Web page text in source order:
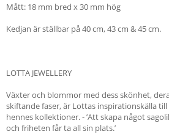
Mått: 18 mm bred x 30 mm hög
Kedjan är ställbar på 40 cm, 43 cm & 45 cm.
LOTTA JEWELLERY
Växter och blommor med dess skönhet,
skiftande faser, är Lottas inspirationskälla
hennes kollektioner. - ’Att skapa något
och friheten får ta all sin plats.’